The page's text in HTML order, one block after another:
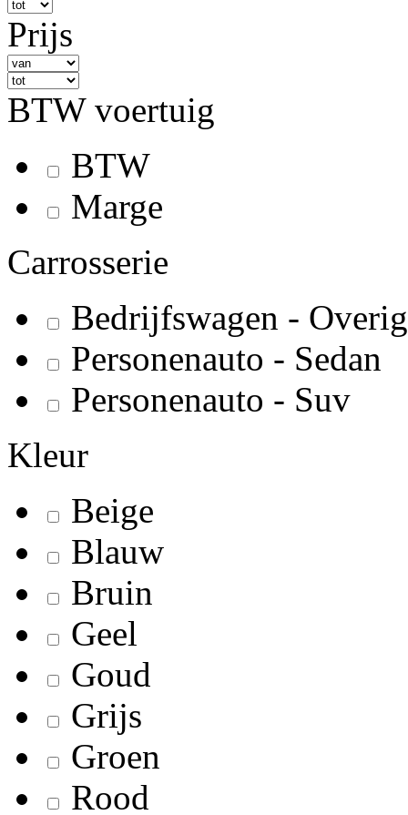
Prijs
BTW voertuig
BTW
Marge
Carrosserie
Bedrijfswagen - Overig
Personenauto - Sedan
Personenauto - Suv
Kleur
Beige
Blauw
Bruin
Geel
Goud
Grijs
Groen
Rood